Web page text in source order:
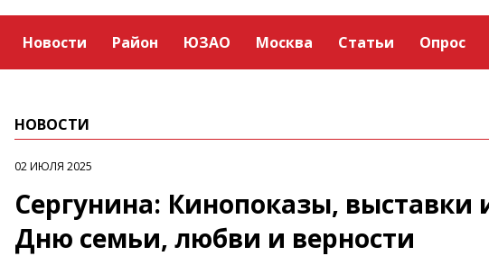
Новости Район ЮЗАО Москва Статьи Опрос
НОВОСТИ
02 ИЮЛЯ 2025
Сергунина: Кинопоказы,
Дню семьи, любви и верности